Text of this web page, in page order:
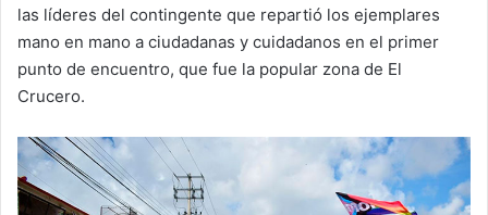
las líderes del contingente que repartió los ejemplares
mano en mano a ciudadanas y cuidadanos en el primer
punto de encuentro, que fue la popular zona de El
Crucero.